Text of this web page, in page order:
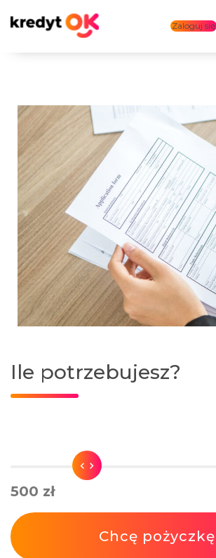
Zaloguj się
Ile potrzebujesz?
500 zł
Chcę pożyczkę